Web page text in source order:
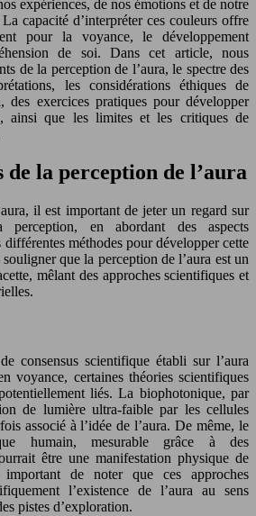
expériences, de nos émotions et de notre
capacité d’interpréter ces couleurs offre
pour la voyance, le développement
de soi. Dans cet article, nous
de la perception de l’aura, le spectre des
les considérations éthiques de
des exercices pratiques pour développer
ainsi que les limites et les critiques de
de la perception de l’aura
il est important de jeter un regard sur
perception, en abordant des aspects
méthodes pour développer cette
que la perception de l’aura est un
mêlant des approches scientifiques et
consensus scientifique établi sur l’aura
voyance, certaines théories scientifiques
liés. La biophotonique, par
de lumière ultra-faible par les cellules
associé à l’idée de l’aura. De même, le
humain, mesurable grâce à des
être une manifestation physique de
de noter que ces approches
l’existence de l’aura au sens
pistes d’exploration.